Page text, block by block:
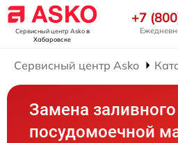
Сервисный центр Askoв
Хабаровске
+7
Сервисный центр Asko
Замена
посудомоечной